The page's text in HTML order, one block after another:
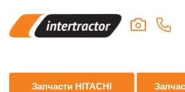
Запчасти HITACHI